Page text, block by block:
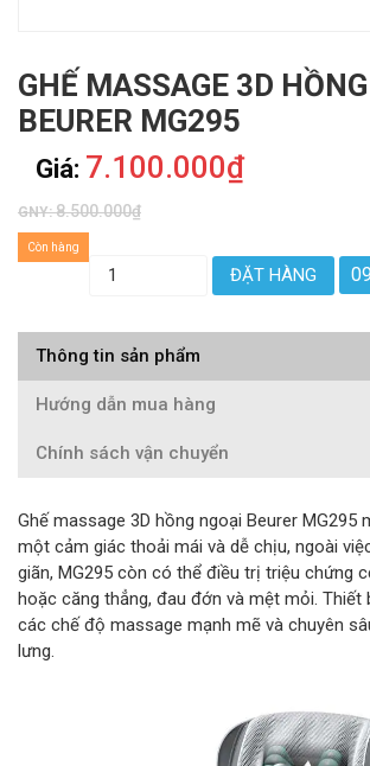
GHẾ MASSAGE 3D
BEURER MG295
Giá: 7.100.000₫
GNY:8.500.000₫
Còn hàng
ĐẶT HÀNG
Thông tin sản phẩm
Hướng dẫn mua hàng
Chính sách vận chuyển
Ghế massage 3D hồng ngoại Beurer MG295
một cảm giác thoải mái và dễ chịu, ngoài
giãn, MG295 còn có thể điều trị triệu chứng
hoặc căng thẳng, đau đớn và mệt mỏi. Thiết
các chế độ massage mạnh mẽ và chuyên
lưng.